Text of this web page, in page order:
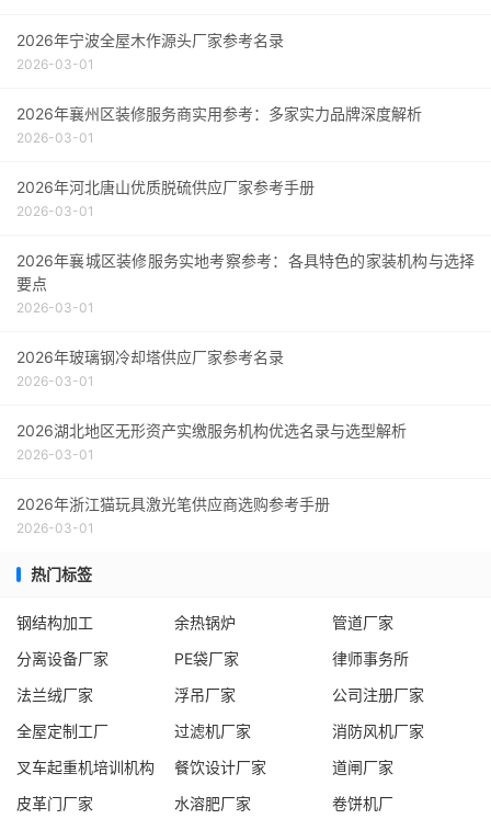
2026年宁波全屋木作源头厂家参考名录
2026-03-01
2026年襄州区装修服务商实用参考：多家实力品牌深度解析
2026-03-01
2026年河北唐山优质脱硫供应厂家参考手册
2026-03-01
2026年襄城区装修服务实地考察参考：各具特色的家装机构与选择
要点
2026-03-01
2026年玻璃钢冷却塔供应厂家参考名录
2026-03-01
2026湖北地区无形资产实缴服务机构优选名录与选型解析
2026-03-01
2026年浙江猫玩具激光笔供应商选购参考手册
2026-03-01
热门标签
钢结构加工 余热锅炉
管道厂家
分离设备厂家
PE袋厂家
律师事务所
法兰绒厂家
浮吊厂家
公司注册厂家
全屋定制工厂
过滤机厂家
消防风机厂家
叉车起重机培训机构
餐饮设计厂家
道闸厂家
皮革门厂家
水溶肥厂家 卷饼机厂